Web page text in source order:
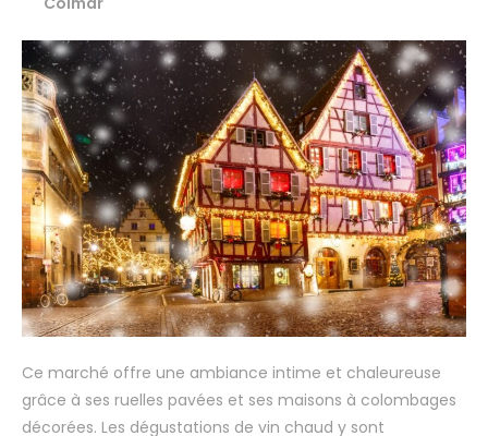
Ce marché offre une ambiance intime et chaleureuse
grâce à ses ruelles pavées et ses maisons à colombages
décorées. Les dégustations de vin chaud y sont